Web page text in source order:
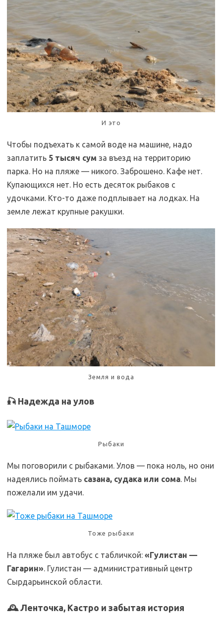
И это
Чтобы подъехать к самой воде на машине, надо
заплатить 5 тысяч сум за въезд на территорию
парка. Но на пляже — никого. Заброшено. Кафе нет.
Купающихся нет. Но есть десяток рыбаков с
удочками. Кто-то даже подплывает на лодках. На
земле лежат крупные ракушки.
Земля и вода
🎣 Надежда на улов
Рыбаки
Мы поговорили с рыбаками. Улов — пока ноль, но они
надеялись поймать сазана, судака или сома. Мы
пожелали им удачи.
Тоже рыбаки
На пляже был автобус с табличкой: «Гулистан —
Гагарин». Гулистан — административный центр
Сырдарьинской области.
🕰️ Ленточка, Кастро и забытая история